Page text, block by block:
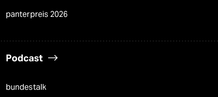
panterpreis 2026
Podcast
bundestalk